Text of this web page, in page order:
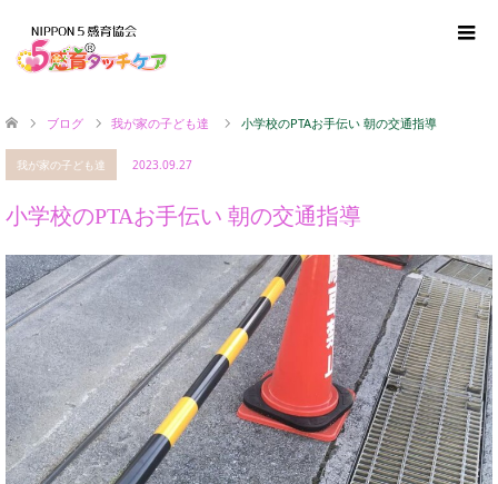
ブログ 我が家の子ども達 小学校のPTAお手伝い 朝の交通指導
我が家の子ども達 2023.09.27
小学校のPTAお手伝い 朝の交通指導